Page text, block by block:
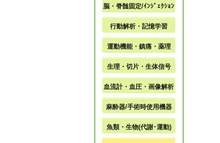
脳・脊髄固定/ｲﾝｼﾞｪｸｼｮﾝ
行動解析・記憶学習
運動機能・鎮痛・薬理
生理・切片・生体信号
血流計・血圧・画像解析
麻酔器/手術時使用機器
魚類・生物(代謝･運動)